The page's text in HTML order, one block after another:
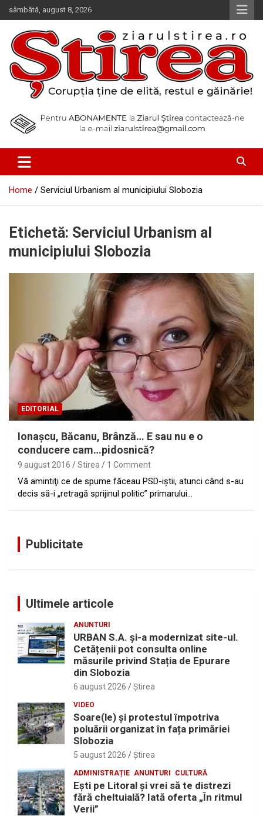
Skip
to
content
sâmbătă, august 8, 2026
Ziarul Știrea
Home Serviciul Urbanism al municipiului Slobozia
Etichetă: Serviciul Urbanism al
municipiului Slobozia
EDITORIAL
Ionaşcu, Băcanu, Brânză… E sau nu e o
conducere cam…pidosnică?
9 august 2016 Stirea 1 Comment
Vă amintiţi ce de spume făceau PSD-iştii, atunci când s-au
decis să-i „retragă sprijinul politic” primarului…
Publicitate
Ultimele articole
ANUNTURI
URBAN S.A. și-a modernizat site-ul.
Cetățenii pot consulta online
măsurile privind Stația de Epurare
din Slobozia
6 august 2026 Ştirea
VIDEO
Soare(le) și protestul împotriva
poluării organizat în fața primăriei
Slobozia
5 august 2026 Ştirea
ADMINISTRAȚIE ANUNTURI CULTURĂ
Eşti pe Litoral şi vrei să te distrezi
fără cheltuială? Iată oferta „În ritmul
Verii”